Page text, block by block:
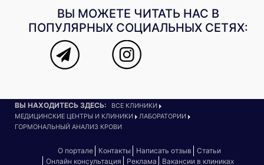
ВЫ МОЖЕТЕ ЧИТАТЬ НАС В
ПОПУЛЯРНЫХ СОЦИАЛЬНЫХ СЕТЯХ:
ВЫ НАХОДИТЕСЬ ЗДЕСЬ:
ВСЕ КЛИНИКИ
МЕДИЦИНСКИЕ ЦЕНТРЫ И КЛИНИКИ
ЛАБОРАТОРИИ
ГОРМОНАЛЬНЫЙ АНАЛИЗ КРОВИ
О портале Контакты Написать отзыв
Статьи
Онлайн консультация
Реклама Вакансии в клиниках